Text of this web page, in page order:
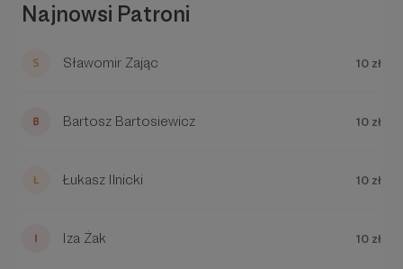
Najnowsi Patroni
Sławomir Zając 10 zł
Bartosz Bartosiewicz 10 zł
Łukasz Ilnicki 10 zł
Iza Żak 10 zł